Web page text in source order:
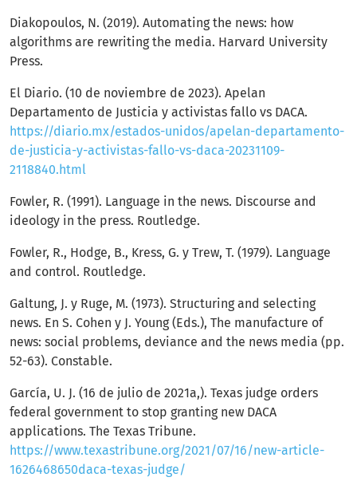
Diakopoulos, N. (2019). Automating the news: how
algorithms are rewriting the media. Harvard University
Press.
El Diario. (10 de noviembre de 2023). Apelan
Departamento de Justicia y activistas fallo vs DACA.
https://diario.mx/estados-unidos/apelan-departamento-
de-justicia-y-activistas-fallo-vs-daca-20231109-
2118840.html
Fowler, R. (1991). Language in the news. Discourse and
ideology in the press. Routledge.
Fowler, R., Hodge, B., Kress, G. y Trew, T. (1979). Language
and control. Routledge.
Galtung, J. y Ruge, M. (1973). Structuring and selecting
news. En S. Cohen y J. Young (Eds.), The manufacture of
news: social problems, deviance and the news media (pp.
52-63). Constable.
García, U. J. (16 de julio de 2021a,). Texas judge orders
federal government to stop granting new DACA
applications. The Texas Tribune.
https://www.texastribune.org/2021/07/16/new-article-
1626468650daca-texas-judge/